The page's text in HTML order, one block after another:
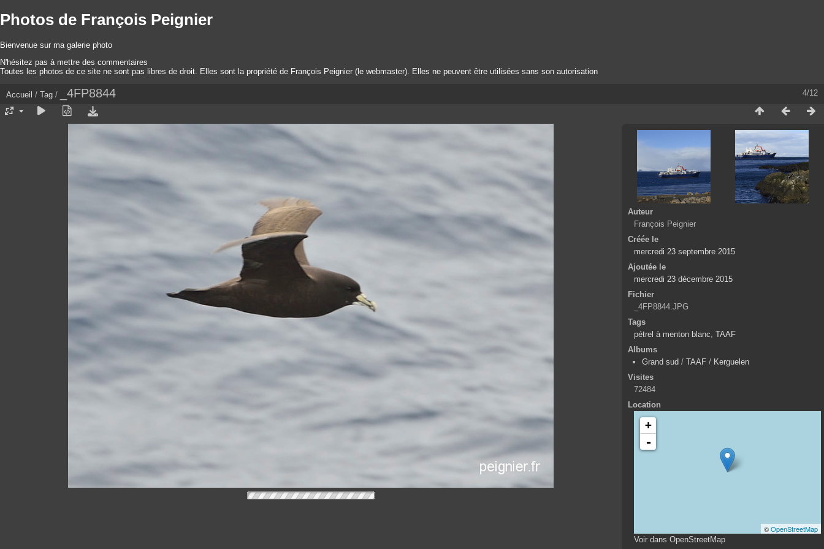
Photos de François Peignier
Bienvenue sur ma galerie photo
N'hésitez pas à mettre des commentaires
Toutes les photos de ce site ne sont pas libres de droit. Elles sont la propriété de François Peignier (le webmaster). Elles ne peuvent être utilisées sans son autorisation
4/12
Accueil / Tag / _4FP8844
Auteur
François Peignier
Créée le
mercredi 23 septembre 2015
Ajoutée le
mercredi 23 décembre 2015
Fichier
_4FP8844.JPG
Tags
pétrel à menton blanc TAAF
Albums
Grand sud / TAAF / Kerguelen
Visites
72484
Location
+
-
©OpenStreetMap
Voir dans OpenStreetMap